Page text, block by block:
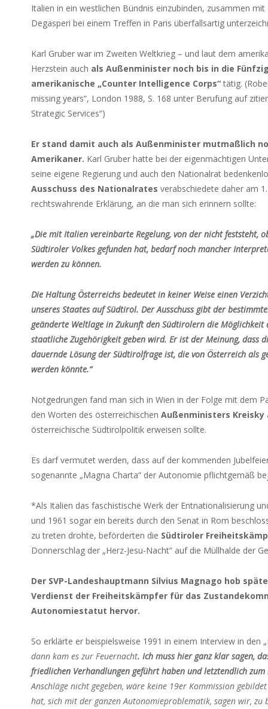
Italien in ein westlichen Bündnis einzubinden, zusammen
Degasperi bei einem Treffen in Paris überfallsartig
Karl Gruber war im Zweiten Weltkrieg – und laut dem
Herzstein auch als Außenminister noch bis in die
amerikanische „Counter Intelligence Corps“tätig.
missing years“, London 1988, S. 168 unter Berufung auf
Strategic Services“)
Er stand damit auch als Außenminister mutmaßlich
Amerikaner. Karl Gruber hatte bei der eigenmächtigen
seine eigene Regierung und auch den Nationalrat
Ausschuss des Nationalrates verabschiedete daher am
rechtswahrende Erklärung, an die man sich erinnern sollte:
„Die mit Italien vereinbarte Regelung, von der nicht feststeht,
Südtiroler Volkes gefunden hat, bedarf noch mancher
werden zu können.
Die Haltung Österreichs bedeutet in keiner Weise einen
unseres Staates auf Südtirol. Der Ausschuss gibt der
geänderte Weltlage in Zukunft den Südtirolern die
staatliche Zugehörigkeit geben wird. Er ist der Meinung, dass
dauernde Lösung der Südtirolfrage ist, die von Österreich als
werden könnte.“
Notgedrungen fand man sich in Wien in der Folge mit dem
den Worten des österreichischenAußenministers Kreisky
österreichische Südtirolpolitik erweisen sollte.
Es darf vermutet werden, dass auf der kommenden
sogenannte „Magna Charta“ der Autonomie pflichtgemäß
*Als Italien das faschistische Werk der Entnationalisierung
und 1961 sogar ein bereits durch den Senat in Rom
zu treten drohte, beförderten die Südtiroler
Donnerschlag der „Herz-Jesu-Nacht“ auf die Müllhalde der
Der SVP-Landeshauptmann Silvius Magnago hob
Verdienst der Freiheitskämpfer für das
Autonomiestatut hervor.
So erklärte er beispielsweise 1991 in einem Interview in den
dann kam es zur Feuernacht. Ich muss hier ganz klar sagen,
friedlichen Verhandlungen geführt haben und letztendlich
Anschläge nicht gegeben, wäre keine 19er Kommission
hat, sich mit der ganzen Autonomieproblematik, sagen wir, zu